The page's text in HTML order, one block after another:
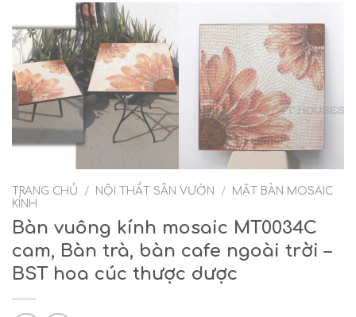
TRANG CHỦ / NỘI THẤT SÂN VƯỜN /
MẶT BÀN MOSAIC
KÍNH
Bàn vuông kính mosaic MT0034C
cam, Bàn trà, bàn cafe ngoài trời –
BST hoa cúc thược dược